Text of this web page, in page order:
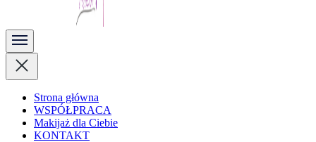
Kobieta Zmienną Jest
Strona główna
WSPÓŁPRACA
Makijaż dla Ciebie
KONTAKT